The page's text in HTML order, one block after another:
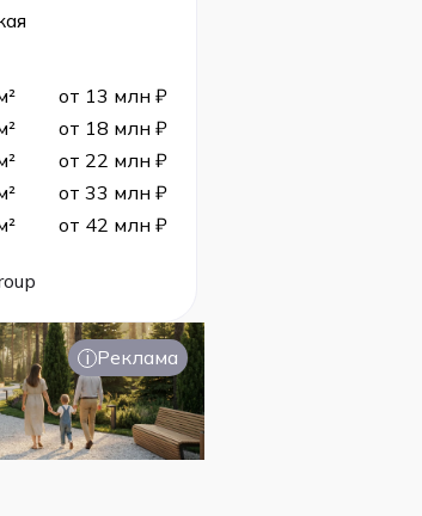
от 13 млн ₽
от 18 млн ₽
от 22 млн ₽
от 33 млн ₽
от 42 млн ₽
i Реклама